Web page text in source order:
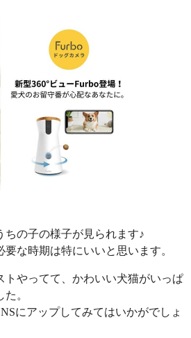
ちの子の様子が見られます♪
な時期は特にいいと思います。
トやってて、かわいい犬猫がいっぱ
。
にアップしてみてはいかがでしょ